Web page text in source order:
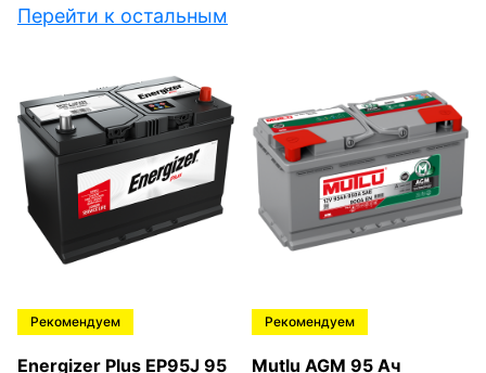
Перейти к остальным
Рекомендуем
Energizer Plus EP95J 95
Рекомендуем
Mutlu AGM 95 Ач